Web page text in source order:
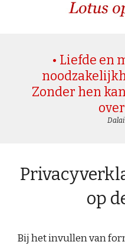
• Liefde en
Zonder hen
op
Bij het invullen van